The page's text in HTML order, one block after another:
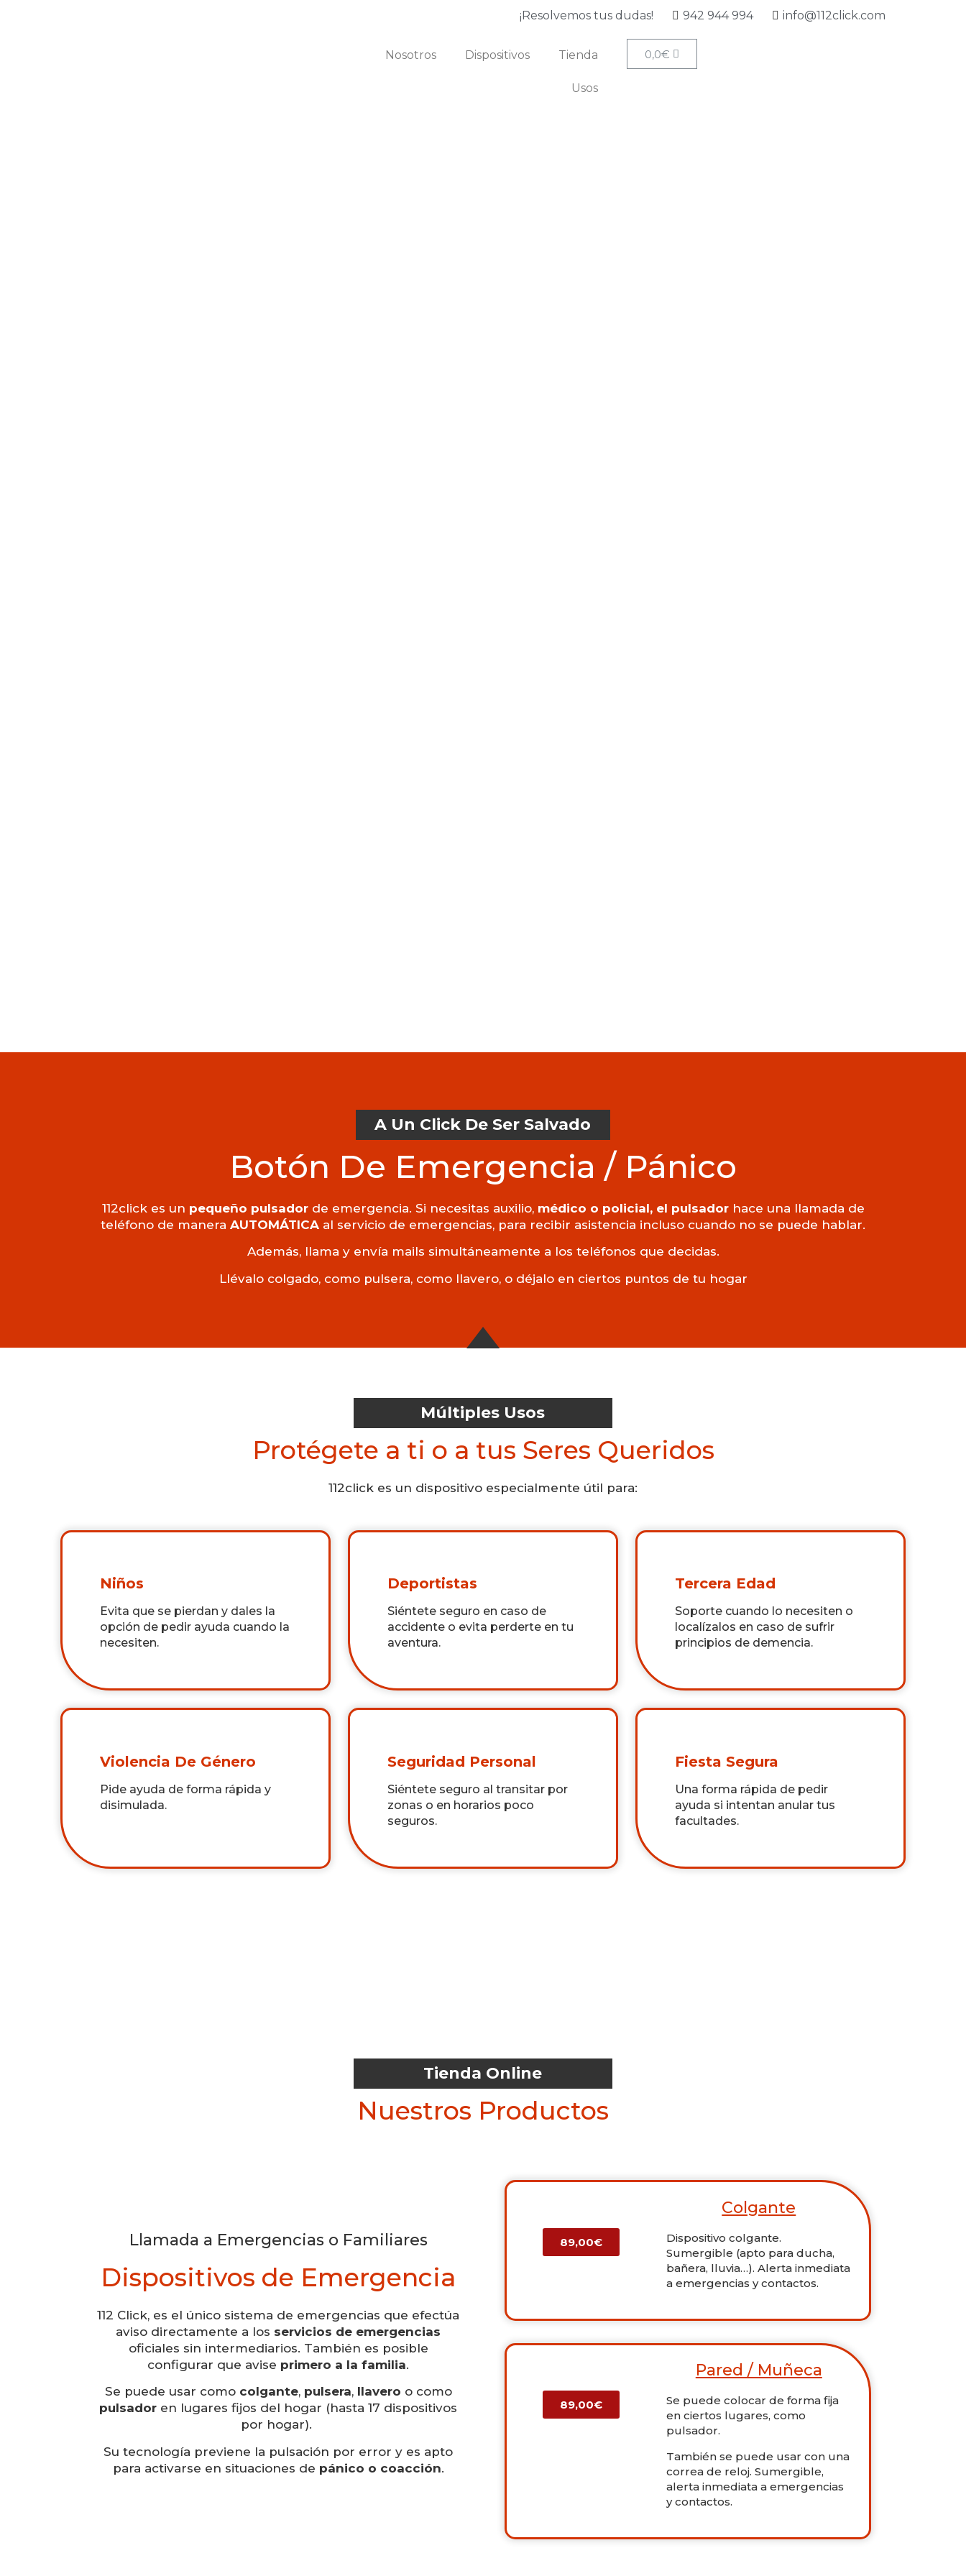
¡Resolvemos tus dudas! 942 944 994 info@112click.com
Nosotros Dispositivos Tienda
Usos
0,0€
A Un Click De Ser Salvado
Botón De Emergencia / Pánico
112click es un pequeño pulsadorde emergencia. Si necesitas auxilio, médico o policial, el pulsador hace una llamada de
teléfono de manera AUTOMÁTICA al servicio de emergencias, para recibir asistencia incluso cuando no se puede hablar.
Además, llama y envía mails simultáneamente a los teléfonos que decidas.
Llévalo colgado, como pulsera, como llavero, o déjalo en ciertos puntos de tu hogar
Múltiples Usos
Protégete a ti o a tus Seres Queridos
112click es un dispositivo especialmente útil para:
Niños
Evita que se pierdan y dales la
opción de pedir ayuda cuando la
necesiten.
Deportistas
Siéntete seguro en caso de
accidente o evita perderte en tu
aventura.
Tercera Edad
Soporte cuando lo necesiten o
localízalos en caso de sufrir
principios de demencia.
Violencia De Género
Pide ayuda de forma rápida y
disimulada.
Seguridad Personal
Siéntete seguro al transitar por
zonas o en horarios poco
seguros.
Fiesta Segura
Una forma rápida de pedir
ayuda si intentan anular tus
facultades.
Tienda Online
Nuestros Productos
Llamada a Emergencias o Familiares
Dispositivos de Emergencia
112 Click, es el único sistema de emergencias que efectúa
aviso directamente a los servicios de emergencias
oficiales sin intermediarios. También es posible
configurar que avise primero a la familia.
Se puede usar como colgante, pulsera, llavero o como
pulsador en lugares fijos del hogar (hasta 17 dispositivos
por hogar).
Su tecnología previene la pulsación por error y es apto
para activarse en situaciones de pánico o coacción.
89,00€
Colgante
Dispositivo colgante.
Sumergible (apto para ducha,
bañera, lluvia…). Alerta inmediata
a emergencias y contactos.
89,00€
Pared / Muñeca
Se puede colocar de forma fija
en ciertos lugares, como
pulsador.
También se puede usar con una
correa de reloj. Sumergible,
alerta inmediata a emergencias
y contactos.